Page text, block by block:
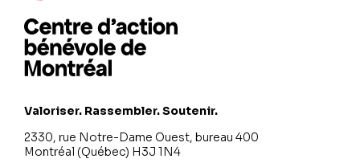
Valoriser. Rassembler. Soutenir.
2330, rue Notre-Dame Ouest, bureau 400
Montréal (Québec) H3J 1N4